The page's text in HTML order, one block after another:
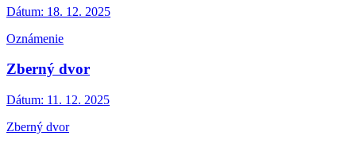
Dátum: 18. 12. 2025
Oznámenie
Zberný dvor
Dátum: 11. 12. 2025
Zberný dvor